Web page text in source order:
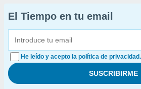
El Tiempo en tu email
He leído y acepto la política de privacidad.